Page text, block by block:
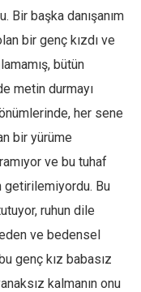
başka danışanım
bir genç kızdı ve
bütün
metin durmayı
her sene
bir yürüme
ve bu tuhaf
getirilemiyordu. Bu
ruhun dile
ve bedensel
genç kız babasız
kalmanın onu